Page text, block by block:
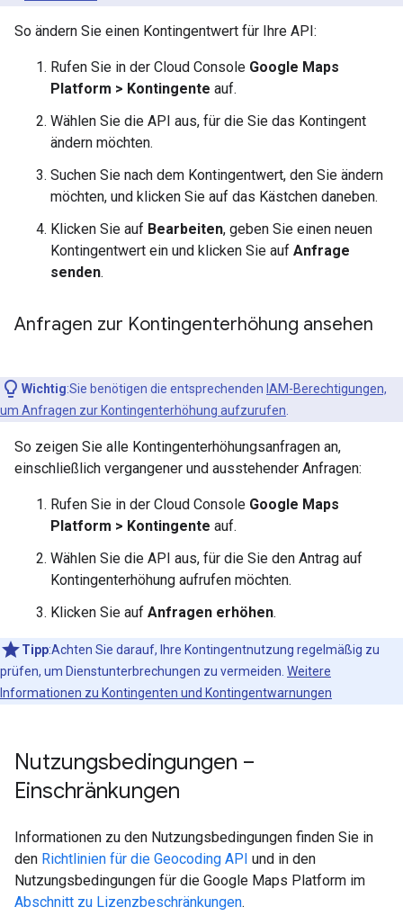
So ändern Sie einen Kontingentwert für Ihre API:
Rufen Sie in der Cloud Console Google Maps
Platform > Kontingente auf.
Wählen Sie die API aus, für die Sie das Kontingent
ändern möchten.
Suchen Sie nach dem Kontingentwert, den Sie ändern
möchten, und klicken Sie auf das Kästchen daneben.
Klicken Sie auf Bearbeiten, geben Sie einen neuen
Kontingentwert ein und klicken Sie auf Anfrage
senden.
Anfragen zur Kontingenterhöhung ansehen
Wichtig:Sie benötigen die entsprechenden IAM-Berechtigungen,
um Anfragen zur Kontingenterhöhung aufzurufen
So zeigen Sie alle Kontingenterhöhungsanfragen an,
einschließlich vergangener und ausstehender Anfragen:
Rufen Sie in der Cloud Console Google Maps
Platform > Kontingente auf.
Wählen Sie die API aus, für die Sie den Antrag auf
Kontingenterhöhung aufrufen möchten.
Klicken Sie auf Anfragen erhöhen.
Tipp:Achten Sie darauf, Ihre Kontingentnutzung regelmäßig zu
prüfen, um Dienstunterbrechungen zu vermeiden. Weitere
Informationen zu Kontingenten und Kontingentwarnungen
Nutzungsbedingungen –
Einschränkungen
Informationen zu den Nutzungsbedingungen finden Sie in
den Richtlinien für die Geocoding API und in den
Nutzungsbedingungen für die Google Maps Platform im
Abschnitt zu Lizenzbeschränkungen.